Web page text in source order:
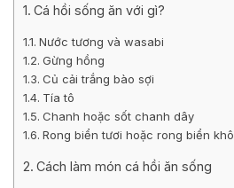
Cá hồi sống ăn với gì?
Nước tương và wasabi
Gừng hồng
Củ cải trắng bào sợi
Tía tô
Chanh hoặc sốt chanh dây
Rong biển tươi hoặc rong biển khô
Cách làm món cá hồi ăn sống